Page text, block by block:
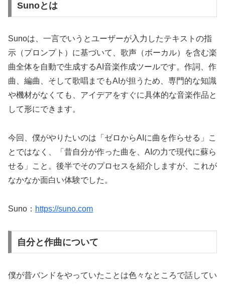
Sunoとは
Sunoは、一言でいうとユーザーが入力したテキストの指
示（プロンプト）に基づいて、歌声（ボーカル）を含む楽
曲全体を自動で生成するAI音楽作成ツールです。作詞、作
曲、編曲、そして歌唱までもAIが担うため、専門的な知識
や機材がなくても、アイデアをすぐに具体的な音楽作品と
して形にできます。
今回、僕がやりたいのは「ゼロからAIに曲を作らせる」こ
とではなく、「昔自分が作った曲を、AIの力で現代に蘇ら
せる」こと。後半でそのプロセスを紹介しますが、これが
なかなか面白い体験でした。
Suno： https://suno.com
自分と作曲について
僕が昔バンドをやっていたことは色々なところで話してい